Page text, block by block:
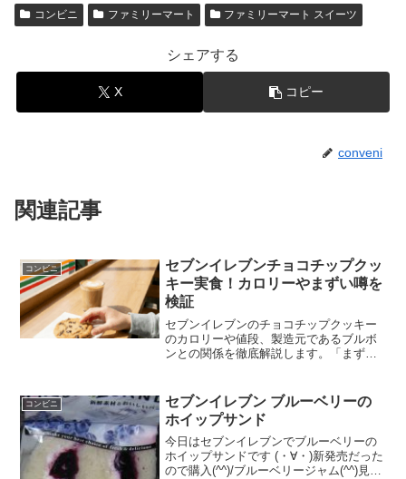
コンビニ ファミリーマート ファミリーマート スイーツ
シェアする
X コピー
conveni
関連記事
コンビニ
セブンイレブンチョコチップクッ
キー実食！カロリーやまずい噂を
検証
セブンイレブンのチョコチップクッキー
のカロリーや値段、製造元であるブルボ
ンとの関係を徹底解説します。「まず
ど他社商品との比較も網羅しました。今
日のおやつ選びに役立つ、セブンイレブ
ンのチョコチップクッキーをより美味し
く楽しむための完全ガイドです。
コンビニ
セブンイレブン ブルーベリーの
ホイップサンド
今日はセブンイレブンでブルーベリーの
ホイップサンドです (・∀・)新発売だった
ので購入(^^)/ブルーベリージャム(^^)見た